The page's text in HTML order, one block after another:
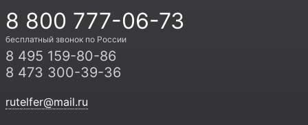
8 800 777-06-73
бесплатный звонок по России
8 495 159-80-86
8 473 300-39-36
rutelfer@mail.ru